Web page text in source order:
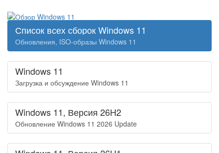
Список всех сборок Windows 11
Обновления, ISO-образы Windows 11
Windows 11
Загрузка и обсуждение Windows 11
Windows 11, Версия 26H2
Обновление Windows 11 2026 Update